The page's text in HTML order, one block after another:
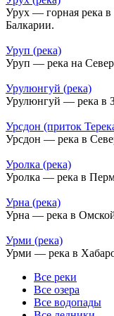
Урух — горная река
Балкарии.
Уруп (река)
Уруп — река на
Урулюнгуй (река)
Урулюнгуй — река в
Урсдон (приток
Урсдон — река в
Уролка (река)
Уролка — река в
Урна (река)
Урна — река в
Урми (река)
Урми — река в
Все реки
Все озера
Все водопады